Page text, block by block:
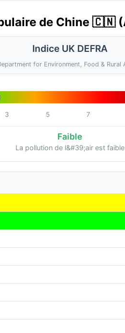
de Chine 🇨🇳
Indice UK DEFRA
for Environment, Food & Rural
3 5 7
Faible
La pollution de l&#39;air est faible